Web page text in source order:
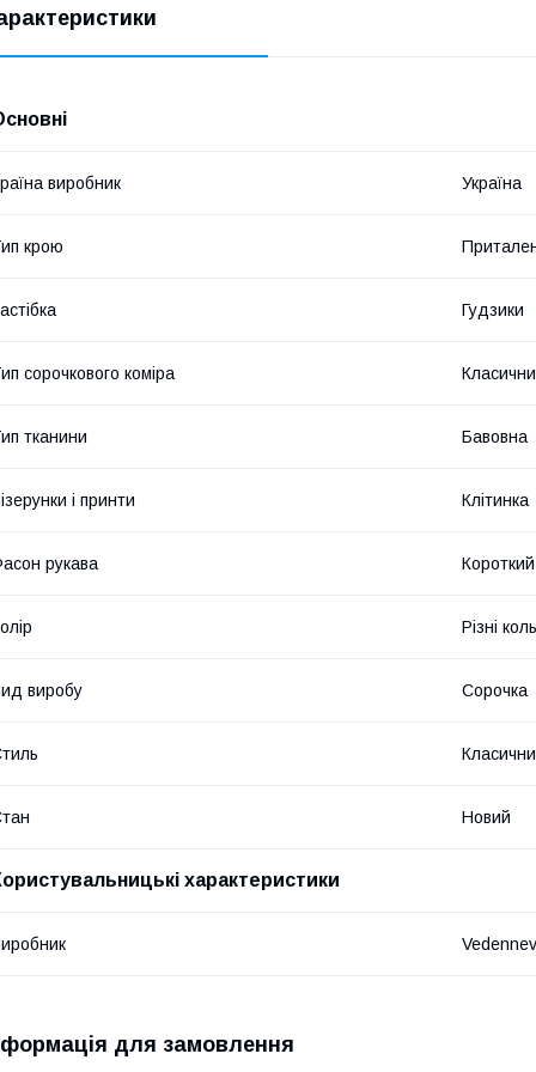
виробник Україна
крою
Гудзики
сорочкового коміра
тканини Бавовна
і принти Клітинка
рукава Короткий
Різні
виробу Сорочка
Новий
характеристики
Vedennev
для замовлення